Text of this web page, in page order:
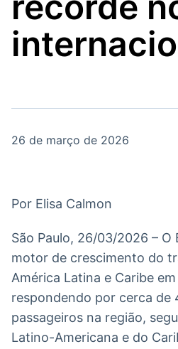
26 de março de 2026
Por Elisa Calmon
São Paulo, 26/03/2026 –
motor de crescimento do
América Latina e Caribe
respondendo por cerca de
passageiros na região,
Latino-Americana e do